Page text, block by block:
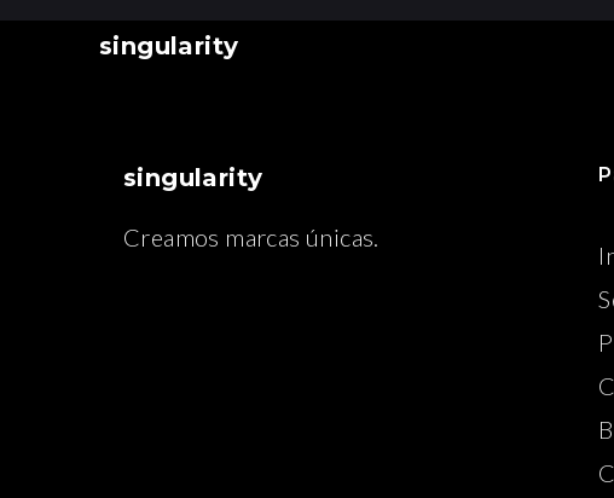
singularity
singularity
Creamos marcas únicas.